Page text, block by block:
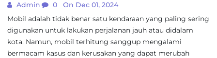
Admin 0
On Dec 01, 2024
Mobil adalah tidak benar satu kendaraan yang paling sering
digunakan untuk lakukan perjalanan jauh atau didalam
kota. Namun, mobil terhitung sanggup mengalami
bermacam kasus dan kerusakan yang dapat merubah